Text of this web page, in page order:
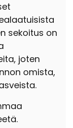
sekoitus on
joten
omista,